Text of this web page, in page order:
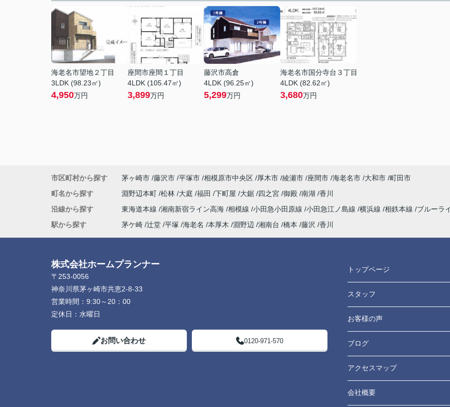
海老名市望地２丁目
3LDK (98.23㎡)
4,950万円
座間市座間１丁目
4LDK (105.47㎡)
3,899万円
藤沢市高倉
4LDK (96.25㎡)
5,299万円
海老名市国分寺台３丁目
4LDK (82.62㎡)
3,680万円
市区町村から探す 茅ヶ崎市 藤沢市 平塚市 相模原市中央区 厚木市 綾瀬市 座間市 海老名市 大和市 町田市
町名から探す
淵野辺本町 松林 大庭 福田 下町屋 大鋸 四之宮 御殿 南湖 香川
沿線から探す
東海道本線 湘南新宿ライン高海 相模線 小田急小田原線 小田急江ノ島線 横浜線 相鉄本線
ブルーラ
駅から探す
茅ケ崎 辻堂 平塚 海老名 本厚木 淵野辺 湘南台 橋本 藤沢 香川
株式会社ホームプランナー
〒253-0056
神奈川県茅ヶ崎市共恵2-8-33
営業時間： 9:30～20：00
定休日： 水曜日
お問い合わせ 0120-971-570
トップページ
スタッフ
お客様の声
ブログ
アクセスマップ
会社概要